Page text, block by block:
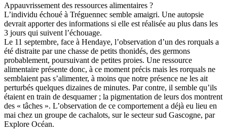
Appauvrissement des ressources alimentaires ?
L’individu échoué à Tréguennec semble amaigri. Une autopsie
devrait apporter des informations si elle est réalisée au plus dans les
3 jours qui suivent l’échouage.
Le 11 septembre, face à Hendaye, l’observation d’un des rorquals a
été distraite par une chasse de petits thonidés, des germons
probablement, poursuivant de petites proies. Une ressource
alimentaire présente donc, à ce moment précis mais les rorquals ne
semblaient pas s’alimenter, à moins que notre présence ne les ait
perturbés quelques dizaines de minutes. Par contre, il semble qu’ils
étaient en train de desquamer ; la pigmentation de leurs dos montrent
des « tâches ». L’observation de ce comportement a déjà eu lieu en
mai chez un groupe de cachalots, sur le secteur sud Gascogne, par
Explore Océan.